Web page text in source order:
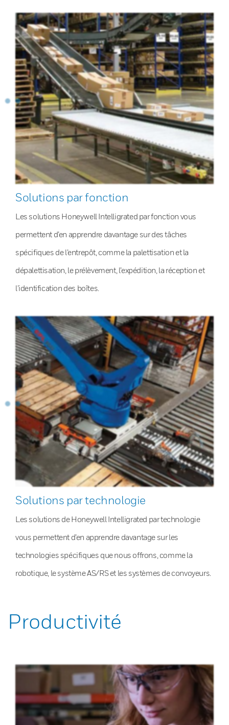
Solutions par fonction
Les solutions Honeywell Intelligrated par fonction vous
permettent d’en apprendre davantage sur des tâches
spécifiques de l’entrepôt, comme la palettisation et la
dépalettisation, le prélèvement, l’expédition, la réception et
l’identification des boîtes.
Solutions par technologie
Les solutions de Honeywell Intelligrated par technologie
vous permettent d’en apprendre davantage sur les
technologies spécifiques que nous offrons, comme la
robotique, le système AS/RS et les systèmes de convoyeurs.
Productivité